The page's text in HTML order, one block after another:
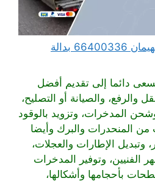
ونش كرين سطحة ام الهيمان 66400336 بدالة
دائما إلى تقديم أفضل
والرفع، والصيانة أو التصليح،
المدخرات، وتزويد بالوقود
من المنحدرات والبرك وأيضا
وتبديل الإطارات والعجلات،
الفنيين، وتوفير المدخرات
بأحجامها وأشكالها،